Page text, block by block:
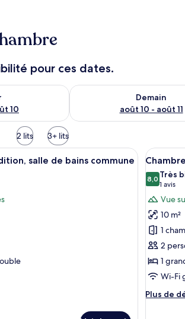
pour ces dates.
10
ce soir août 9 - août 10
Demain
août 10 - août 11
Vérifier la disponibilité
2 lits 3+ lits
Une salle de bain dotée d’une douche à
salle de bains commune
Afficher
toutes
les
photos
pour
ce
type
de
Double
2
8,08,0 sur 10
Très
1 avis
(1 avis)
Vue
10 m²
1
2
1
Wi-Fi
Plus de
Plus